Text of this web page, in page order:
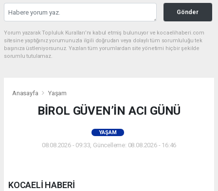
Gönder
Yorum yazarak Topluluk Kuralları’nı kabul etmiş bulunuyor ve kocaelihaberi.com
sitesine yaptığınız yorumunuzla ilgili doğrudan veya dolaylı tüm sorumluluğu tek
başınıza üstleniyorsunuz. Yazılan tüm yorumlardan site yönetimi hiçbir şekilde
sorumlu tutulamaz.
Anasayfa Yaşam
BİROL GÜVEN’İN ACI GÜNÜ
YAŞAM
08.08.2026 - 09:33, Güncelleme: 08.08.2026 - 16:46
KOCAELİ HABERİ